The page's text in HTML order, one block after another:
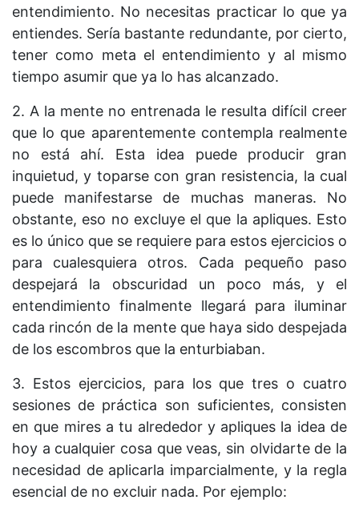
entendimiento. No necesitas practicar lo que ya
entiendes. Sería bastante redundante, por cierto,
tener como meta el entendimiento y al mismo
tiempo asumir que ya lo has alcanzado.
2. A la mente no entrenada le resulta difícil creer
que lo que aparentemente contempla realmente
no está ahí. Esta idea puede producir gran
inquietud, y toparse con gran resistencia, la cual
puede manifestarse de muchas maneras. No
obstante, eso no excluye el que la apliques. Esto
es lo único que se requiere para estos ejercicios o
para cualesquiera otros. Cada pequeño paso
despejará la obscuridad un poco más, y el
entendimiento finalmente llegará para iluminar
cada rincón de la mente que haya sido despejada
de los escombros que la enturbiaban.
3. Estos ejercicios, para los que tres o cuatro
sesiones de práctica son suficientes, consisten
en que mires a tu alrededor y apliques la idea de
hoy a cualquier cosa que veas, sin olvidarte de la
necesidad de aplicarla imparcialmente, y la regla
esencial de no excluir nada. Por ejemplo: